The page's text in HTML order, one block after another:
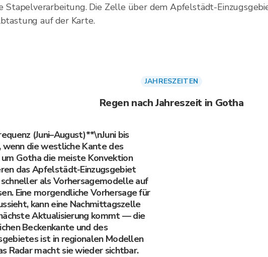
Stapelverarbeitung. Die Zelle über dem Apfelstädt-
auf der Karte.
JAHRESZEITEN
Regen nach Jahreszeit in Gotha
(Juni–August)**\nJuni bis
die westliche Kante des
Gotha die meiste Konvektion
das Apfelstädt-Einzugsgebiet
als Vorhersagemodelle auf
Eine morgendliche Vorhersage für
kann eine Nachmittagszelle
Aktualisierung kommt — die
Beckenkante und des
ist in regionalen Modellen
Radar macht sie wieder sichtbar.